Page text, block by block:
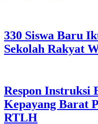
330 Siswa Baru
Sekolah Rakyat
Respon Instruksi
Kepayang Barat
RTLH